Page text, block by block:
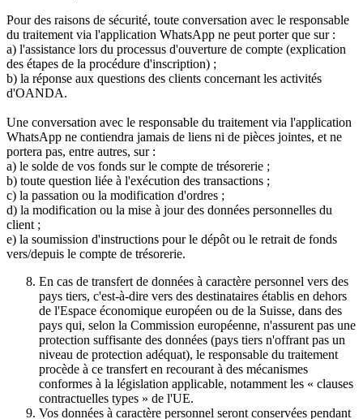
Pour des raisons de sécurité, toute conversation avec le responsable
du traitement via l'application WhatsApp ne peut porter que sur :
a) l'assistance lors du processus d'ouverture de compte (explication
des étapes de la procédure d'inscription) ;
b) la réponse aux questions des clients concernant les activités
d'OANDA.
Une conversation avec le responsable du traitement via l'application
WhatsApp ne contiendra jamais de liens ni de pièces jointes, et ne
portera pas, entre autres, sur :
a) le solde de vos fonds sur le compte de trésorerie ;
b) toute question liée à l'exécution des transactions ;
c) la passation ou la modification d'ordres ;
d) la modification ou la mise à jour des données personnelles du
client ;
e) la soumission d'instructions pour le dépôt ou le retrait de fonds
vers/depuis le compte de trésorerie.
En cas de transfert de données à caractère personnel vers des
pays tiers, c'est-à-dire vers des destinataires établis en dehors
de l'Espace économique européen ou de la Suisse, dans des
pays qui, selon la Commission européenne, n'assurent pas une
protection suffisante des données (pays tiers n'offrant pas un
niveau de protection adéquat), le responsable du traitement
procède à ce transfert en recourant à des mécanismes
conformes à la législation applicable, notamment les « clauses
contractuelles types » de l'UE.
Vos données à caractère personnel seront conservées pendant